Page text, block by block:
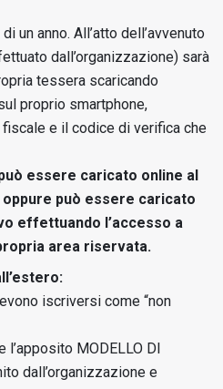
un anno. All’atto dell’avvenuto
dall’organizzazione) sarà
tessera scaricando
proprio smartphone,
e il codice di verifica che
essere caricato online al
può essere caricato
effettuando l’accesso a
area riservata.
iscriversi come “non
MODELLO DI
dall’organizzazione e